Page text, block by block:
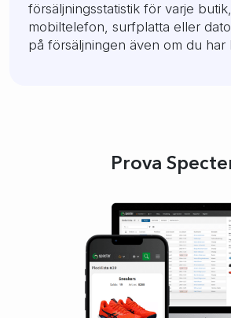
försäljningsstatistik för varje
mobiltelefon, surfplatta eller
på försäljningen även om du har
Prova